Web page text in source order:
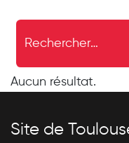
Aucun résultat.
Site de